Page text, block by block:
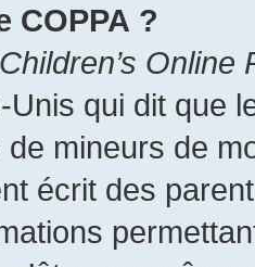
COPPA ?
Children’s
Unis qui dit que
de mineurs de
écrit des